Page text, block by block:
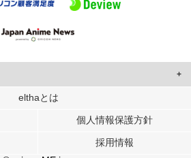
して、ユーザーに合わせたコンテンツや広告の
析の各パートナーに提供しています。
ーザーが各パートナーに提供した他の情報や、
elthaとは
個人情報保護方針
採用情報